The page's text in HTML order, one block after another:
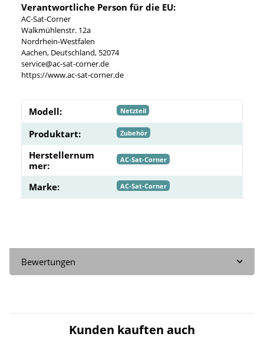
Verantwortliche Person für die EU:
AC-Sat-Corner
Walkmühlenstr. 12a
Nordrhein-Westfalen
Aachen, Deutschland, 52074
service@ac-sat-corner.de
https://www.ac-sat-corner.de
Modell: Netzteil
Produktart: Zubehör
Herstellernum
mer:
AC-Sat-Corner
Marke: AC-Sat-Corner
Bewertungen
Kunden kauften auch